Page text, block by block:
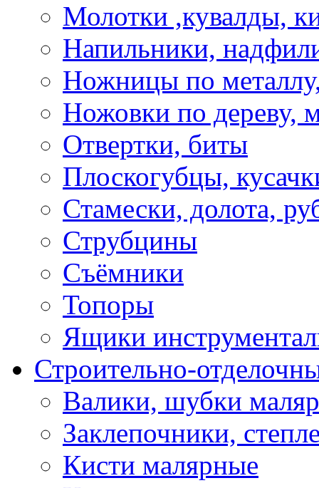
Молотки ,кувалды,
Напильники,
Ножницы по
Ножовки по дереву,
Отвертки, биты
Плоскогубцы,
Стамески, долота,
Струбцины
Съёмники
Топоры
Ящики
Строительно-
Валики, шубки
Заклепочники,
Кисти малярные